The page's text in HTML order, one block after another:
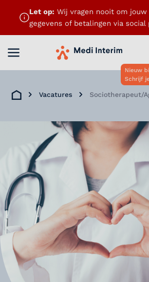
Let op: Wij vragen nooit om
gegevens of betalingen via
Menu openenHome
Nieuw
Schrijf
Home
Vacatures Sociotherapeut/